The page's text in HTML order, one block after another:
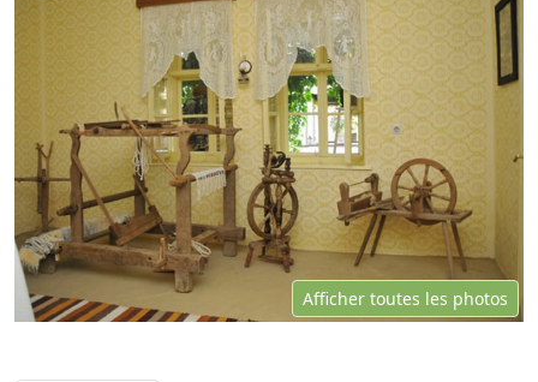
Afficher toutes les photos